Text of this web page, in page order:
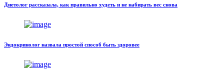
Диетолог рассказала, как правильно худеть и не набирать вес снова
Эндокринолог назвала простой способ быть здоровее